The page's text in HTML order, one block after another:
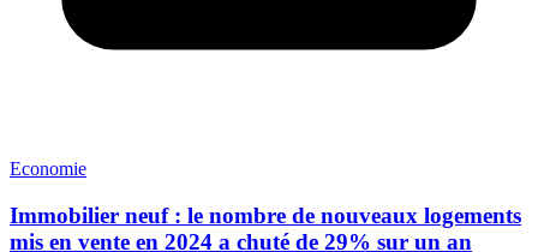
Economie
Immobilier neuf : le nombre de nouveaux logements
mis en vente en 2024 a chuté de 29% sur un an